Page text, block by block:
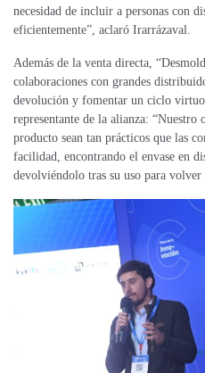
necesidad de incluir a personas con
eficientemente”, aclaró Irarrázaval.
Además de la venta directa,
colaboraciones con grandes
devolución y fomentar un ciclo
representante de la alianza:
producto sean tan prácticos que las
facilidad, encontrando el envase en
devolviéndolo tras su uso para volver